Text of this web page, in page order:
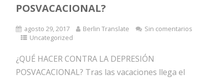
POSVACACIONAL?
agosto 29, 2017 Berlin Translate
Sin comentarios
Uncategorized
¿QUÉ HACER CONTRA LA DEPRESIÓN
POSVACACIONAL? Tras las vacaciones llega el